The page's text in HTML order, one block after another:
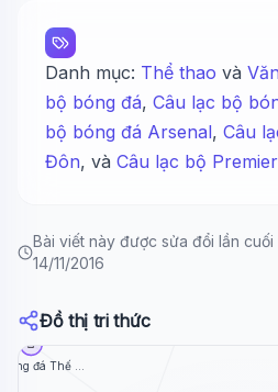
Danh mục: Thể thao và
bộ bóng đá, Câu lạc bộ
bộ bóng đá Arsenal, Câu
Đôn, và Câu lạc bộ
Bài viết này được sửa đổi lần
14/11/2016
Đồ thị tri thức
đá Thế ...
📄